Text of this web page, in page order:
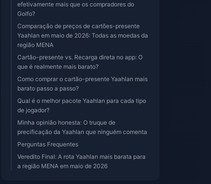
efetivamente mais que os compradores do
Golfo?
Comparação de preços de cartões-presente
Yaahlan em maio de 2026: Todas as moedas da
região MENA
Cartão-presente vs. Recarga direta no app: O
que é realmente mais barato?
Como comprar o cartão-presente Yaahlan mais
barato passo a passo?
Qual é o melhor pacote Yaahlan para cada tipo
de jogador?
Minha opinião honesta: O truque de
precificação da Yaahlan que ninguém comenta
Perguntas Frequentes
Veredito Final: A rota Yaahlan mais barata para
a região MENA em maio de 2026